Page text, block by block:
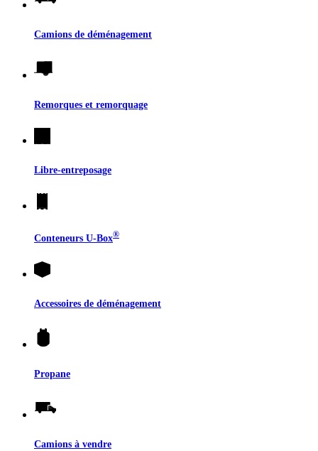
Camions de déménagement
Remorques et remorquage
Libre-entreposage
Conteneurs U-Box®
Accessoires de déménagement
Propane
Camions à vendre